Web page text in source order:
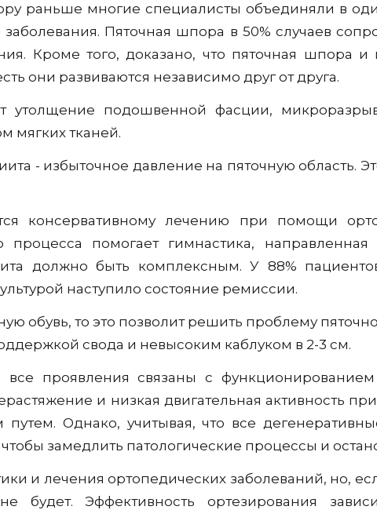
раньше многие специалисты объединяли в
Пяточная шпора в 50% случаев
Кроме того, доказано, что пяточная шпора
они развиваются независимо друг от друга.
утолщение подошвенной фасции,
мягких тканей.
- избыточное давление на пяточную область.
консервативному лечению при помощи
процесса помогает гимнастика,
должно быть комплексным. У 88%
наступило состояние ремиссии.
обувь, то это позволит решить проблему
свода и невысоким каблуком в 2-3 см.
проявления связаны с
и низкая двигательная активность
путем. Однако, учитывая, что все
замедлить патологические процессы и
и лечения ортопедических заболеваний, но,
будет. Эффективность ортезирования